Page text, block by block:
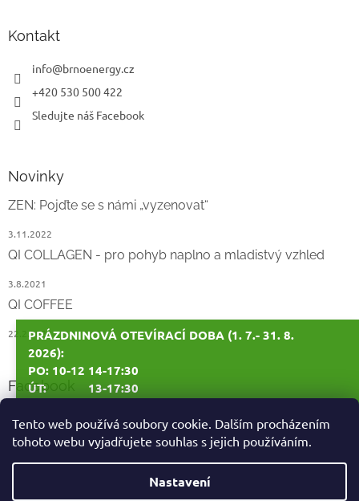
Tento web používá soubory cookie. Dalším procházením
tohoto webu vyjadřujete souhlas s jejich používáním.
Nastavení
PRÁZDNINOVÁ OTEVÍRACÍ DOBA (1. 7.- 31. 8.
2026):
PO: 10-12 14-17:30
ÚT: 13-17:30
ČT: ZAVŘENO
PÁ: ZAVŘENO
Kontakt
info@brnoenergy.cz
+420 530 500 422
Sledujte náš Facebook
Novinky
ZEN: Pojďte se s námi „vyzenovat“
3.11.2022
QI COLLAGEN - pro pohyb naplno a mladistvý vzhled
3.8.2021
QI COFFEE
22.2.2021
Facebook